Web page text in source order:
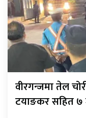
वीरगन्जमा तेल
टयाङकर सहित ७